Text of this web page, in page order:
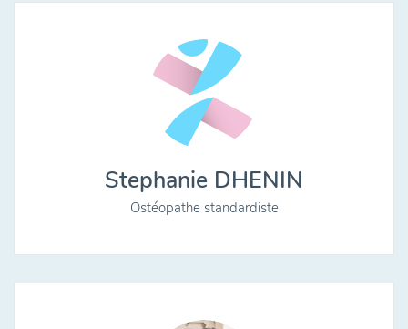
Stephanie DHENIN
Ostéopathe standardiste